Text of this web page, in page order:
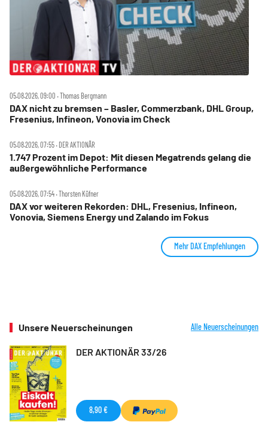
05.08.2026, 09:00 ‧ Thomas Bergmann
DAX nicht zu bremsen – Basler, Commerzbank, DHL Group,
Fresenius, Infineon, Vonovia im Check
05.08.2026, 07:55 ‧ DER AKTIONÄR
1.747 Prozent im Depot: Mit diesen Megatrends gelang die
außergewöhnliche Performance
05.08.2026, 07:54 ‧ Thorsten Küfner
DAX vor weiteren Rekorden: DHL, Fresenius, Infineon,
Vonovia, Siemens Energy und Zalando im Fokus
Mehr DAX Empfehlungen
Unsere Neuerscheinungen Alle Neuerscheinungen
DER AKTIONÄR 33/26
8,90 €